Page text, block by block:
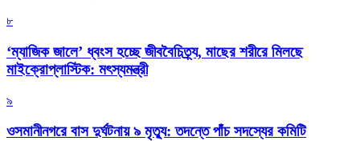
৮
‘ম্যাজিক জালে’ ধ্বংস হচ্ছে জীববৈচিত্র্য, মাছের শরীরে মিলছে
মাইক্রোপ্লাস্টিক: মৎস্যমন্ত্রী
৯
ওসমানীনগরে বাস দুর্ঘটনায় ৯ মৃত্যু: তদন্তে পাঁচ সদস্যের কমিটি